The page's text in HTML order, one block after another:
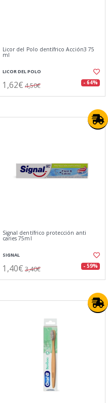
Licor del Polo dentífrico Acción3 75
ml
LICOR DEL POLO
1,62€ 4,50€ - 64%
Signal dentífrico protección anti
caries 75ml
SIGNAL
1,40€ 3,40€ - 59%